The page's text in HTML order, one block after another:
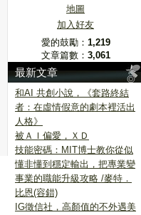
地圖
加入好友
愛的鼓勵： 1,219
文章篇數： 3,061
最新文章
和AI 共創小說，《套路終結
者：在虛情假意的劇本裡活出
人格》
被ＡＩ偏愛，ＸＤ
技能密碼：MIT博士教你從似
懂非懂到穩定輸出，把專業變
事業的職能升級攻略 /麥特．
比恩(容錯)
IG徵信社，高顏值的不外遇美